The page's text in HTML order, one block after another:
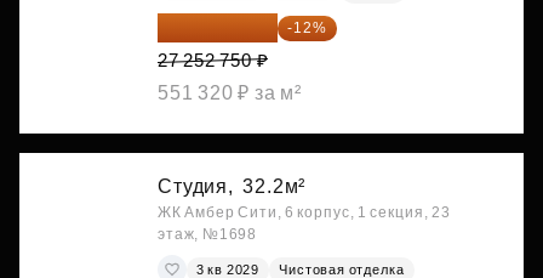
23 982 420 ₽ -12%
27 252 750 ₽
551 320 ₽ за м²
Студия, 32.2м²
ЖК Амбер Сити, 6 корпус, 1 секция, 23
этаж, №1698
3 кв 2029
Чистовая отделка